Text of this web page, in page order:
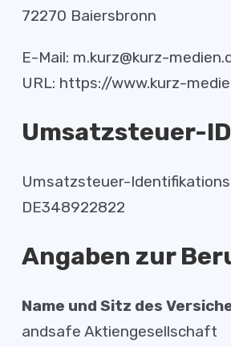
72270 Baiersbronn
E-Mail: m.kurz@kurz-
URL: https://www.kurz-
Umsatzsteuer-ID
Umsatzsteuer-
DE348922822
Angaben zur
Name und Sitz des
andsafe Aktiengesellschaft